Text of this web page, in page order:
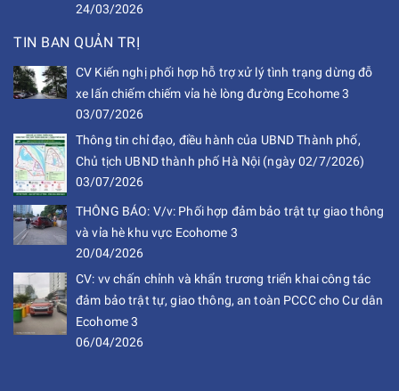
24/03/2026
TIN BAN QUẢN TRỊ
CV Kiến nghị phối hợp hỗ trợ xử lý tình trạng dừng đỗ
xe lấn chiếm chiếm vỉa hè lòng đường Ecohome 3
03/07/2026
Thông tin chỉ đạo, điều hành của UBND Thành phố,
Chủ tịch UBND thành phố Hà Nội (ngày 02/7/2026)
03/07/2026
THÔNG BÁO: V/v: Phối hợp đảm bảo trật tự giao thông
và vỉa hè khu vực Ecohome 3
20/04/2026
CV: vv chấn chỉnh và khẩn trương triển khai công tác
đảm bảo trật tự, giao thông, an toàn PCCC cho Cư dân
Ecohome 3
06/04/2026